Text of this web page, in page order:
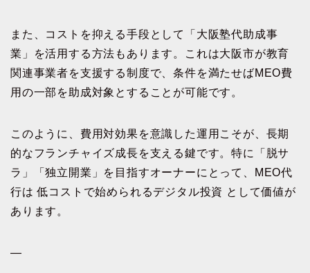
また、コストを抑える手段として「大阪塾代助成事
業」を活用する方法もあります。これは大阪市が教育
関連事業者を支援する制度で、条件を満たせばMEO費
用の一部を助成対象とすることが可能です。
このように、費用対効果を意識した運用こそが、長期
的なフランチャイズ成長を支える鍵です。特に「脱サ
ラ」「独立開業」を目指すオーナーにとって、MEO代
行は 低コストで始められるデジタル投資 として価値が
あります。
—